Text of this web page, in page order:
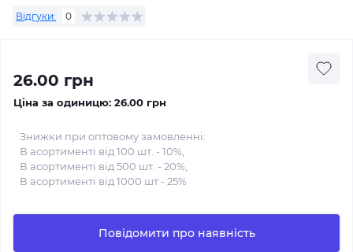
Відгуки: 0
26.00 грн
Ціна за одиницю: 26.00 грн
Знижки при оптовому замовленні:
В асортименті від 100 шт. - 10%,
В асортименті від 500 шт. - 20%,
В асортименті від 1000 шт - 25%
Повідомити про наявність